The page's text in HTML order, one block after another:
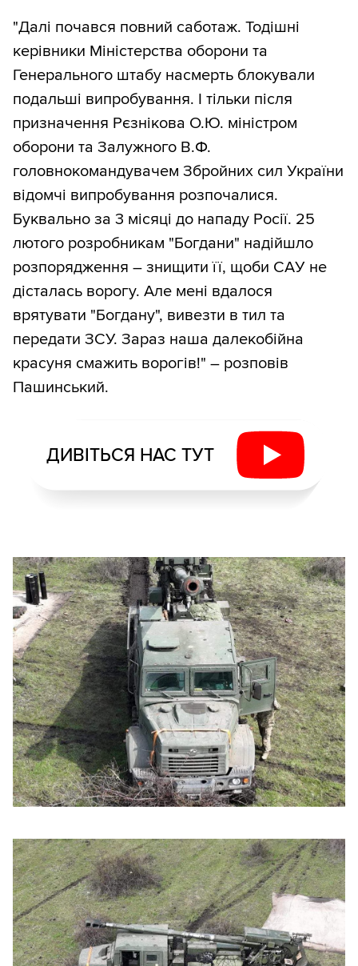
"Далі почався повний саботаж. Тодішні
керівники Міністерства оборони та
Генерального штабу насмерть блокували
подальші випробування. І тільки після
призначення Рєзнікова О.Ю. міністром
оборони та Залужного В.Ф.
головнокомандувачем Збройних сил України
відомчі випробування розпочалися.
Буквально за 3 місяці до нападу Росії. 25
лютого розробникам "Богдани" надійшло
розпорядження – знищити її, щоби САУ не
дісталась ворогу. Але мені вдалося
врятувати "Богдану", вивезти в тил та
передати ЗСУ. Зараз наша далекобійна
красуня смажить ворогів!" – розповів
Пашинський.
ДИВІТЬСЯ НАС ТУТ